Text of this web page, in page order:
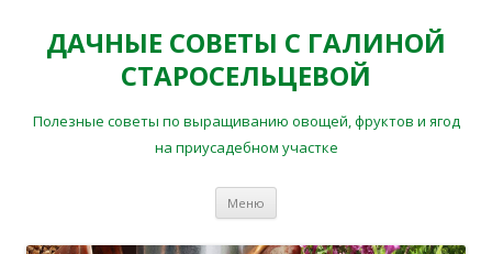
ДАЧНЫЕ СОВЕТЫ С ГАЛИНОЙ
СТАРОСЕЛЬЦЕВОЙ
Полезные советы по выращиванию овощей, фруктов и ягод
на приусадебном участке
Меню